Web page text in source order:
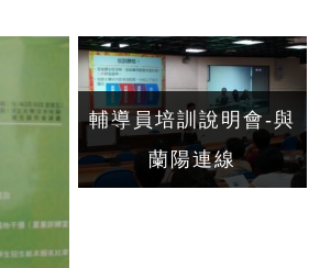
輔導員培訓說明會-與
蘭陽連線